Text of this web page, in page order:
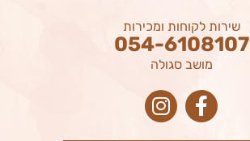
שירות לקוחות ומכירות
054-6108107
מושב סגולה